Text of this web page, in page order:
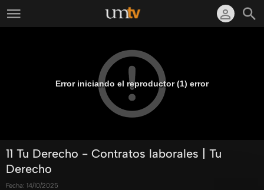
Error iniciando el reproductor (1) error
11 Tu Derecho - Contratos laborales | Tu
Derecho
Fecha: 14/10/2025